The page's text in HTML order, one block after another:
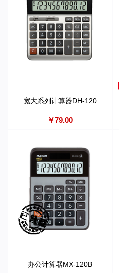
宽大系列计算器DH-120
￥79.00
办公计算器MX-120B